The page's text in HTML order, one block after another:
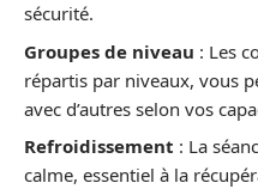
sécurité.
Groupes de niveau : Les
répartis par niveaux, vous
avec d’autres selon vos
Refroidissement : La
calme, essentiel à la